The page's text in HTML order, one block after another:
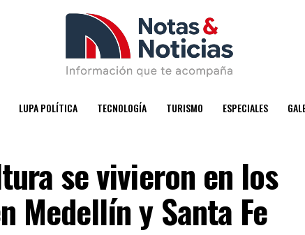
LUPA POLÍTICA TECNOLOGÍA TURISMO ESPECIALES
se vivieron en los
Medellín y Santa Fe